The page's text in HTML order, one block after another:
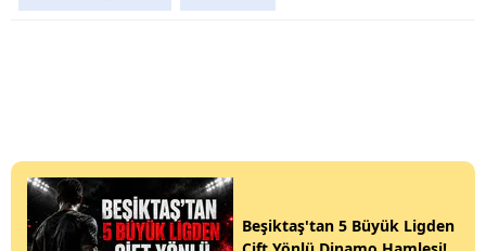
Beşiktaş'tan 5 Büyük Ligden